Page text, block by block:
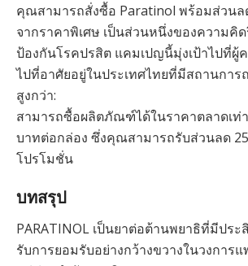
คุณสามารถสั่งซื้อ Paratinol พร้อมส่วนล
จากราคาพิเศษ เป็นส่วนหนึ่งของความคิด
ป้องกันโรคปรสิต แคมเปญนี้มุ่งเป้าไปที่ผู้
ไปที่อาศัยอยู่ในประเทศไทยที่มีสถานกา
สูงกว่า:
สามารถซื้อผลิตภัณฑ์ได้ในราคาตลาดเท่
บาทต่อกล่อง ซึ่งคุณสามารถรับส่วนลด
โปรโมชั่น
บทสรุป
PARATINOL เป็นยาต่อต้านพยาธิที่มีปร
รับการยอมรับอย่างกว้างขวางในวงการแ